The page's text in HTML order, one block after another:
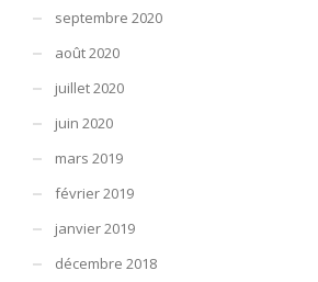
septembre 2020
août 2020
juillet 2020
juin 2020
mars 2019
février 2019
janvier 2019
décembre 2018